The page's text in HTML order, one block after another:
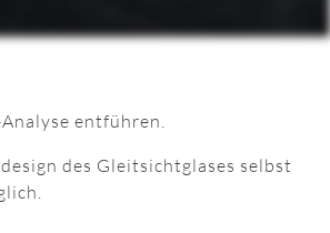
entführen.
des Gleitsichtglases selbst